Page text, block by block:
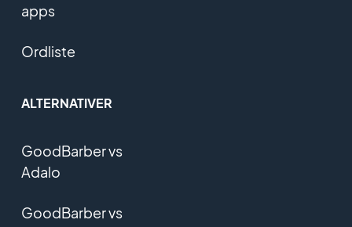
apps
Ordliste
ALTERNATIVER
GoodBarber vs
Adalo
GoodBarber vs